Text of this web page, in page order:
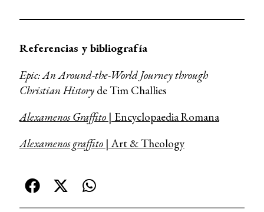
Referencias y bibliografía
Epic: An Around-the-World Journey through
Christian Historyde Tim Challies
Alexamenos Graffito| Encyclopaedia Romana
Alexamenos graffito| Art & Theology